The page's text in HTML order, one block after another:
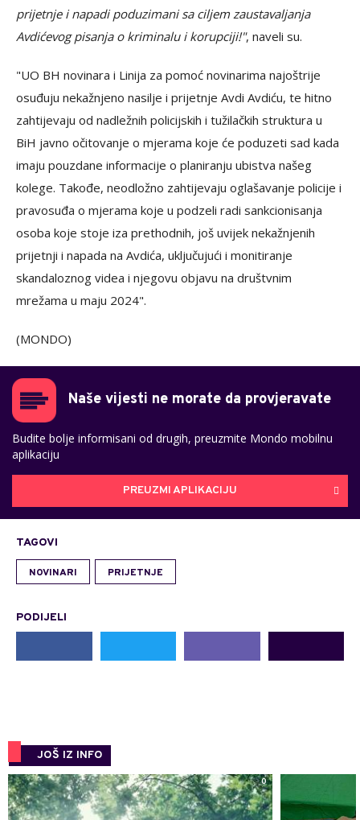
prijetnje i napadi poduzimani sa ciljem zaustavaljanja
Avdićevog pisanja o kriminalu i korupciji!", naveli su.
"UO BH novinara i Linija za pomoć novinarima najoštrije
osuđuju nekažnjeno nasilje i prijetnje Avdi Avdiću, te hitno
zahtijevaju od nadležnih policijskih i tužilačkih struktura u
BiH javno očitovanje o mjerama koje će poduzeti sad kada
imaju pouzdane informacije o planiranju ubistva našeg
kolege. Takođe, neodložno zahtijevaju oglašavanje policije i
pravosuđa o mjerama koje u podzeli radi sankcionisanja
osoba koje stoje iza prethodnih, još uvijek nekažnjenih
prijetnji i napada na Avdića, uključujući i monitiranje
skandaloznog videa i njegovu objavu na društvnim
mrežama u maju 2024".
(MONDO)
Naše vijesti ne morate da provjeravate
Budite bolje informisani od drugih, preuzmite Mondo mobilnu
aplikaciju
PREUZMI APLIKACIJU
TAGOVI
NOVINARI PRIJETNJE
PODIJELI
JOŠ IZ INFO
0